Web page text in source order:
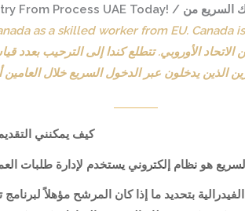
as a skilled worker from EU.
كيف يمكنني
بتحديد ما إذا كان المرشح مؤهلاً